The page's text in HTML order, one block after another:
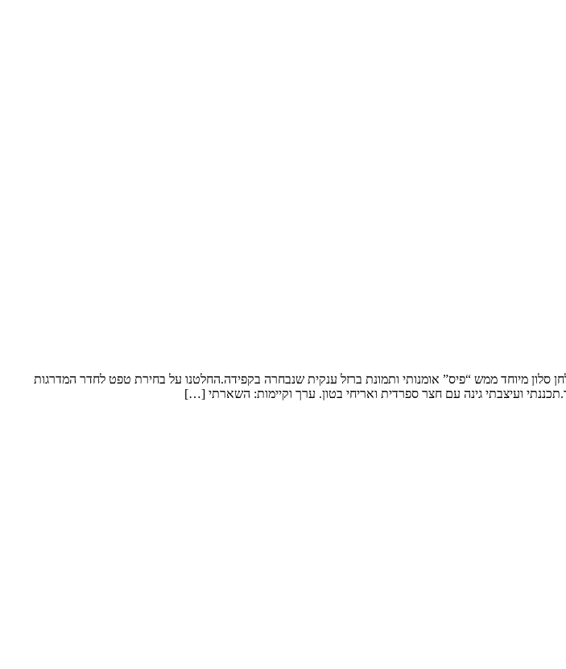
מיוחד ממש “פיס” אומנותי ותמונת ברזל ענקית שנבחרה בקפידה.החלטנו על בחירת טפט לחדר המדרגות
ועיצבתי גינה עם חצר ספרדית ואריחי בטון. ערך וקיימות: השארתי […]